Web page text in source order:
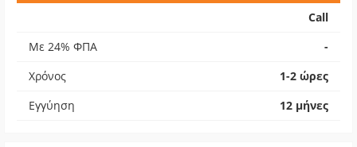
Call
Με 24% ΦΠΑ
-
Χρόνος
1-2 ώρες
Εγγύηση
12 μήνες